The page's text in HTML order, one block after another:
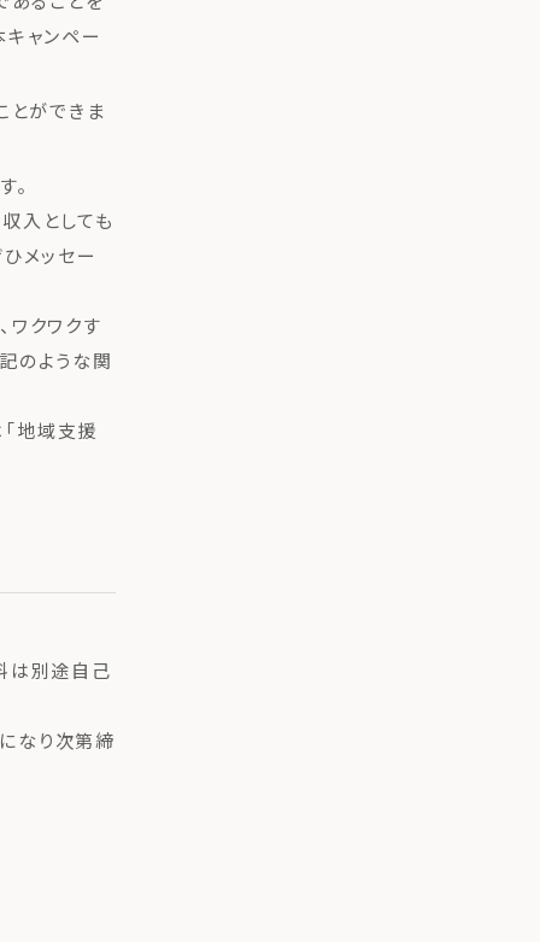
ャンペー
とができま
。
入としても
メッセー
ワクワクす
のような関
地域支援
は別途自己
なり次第締